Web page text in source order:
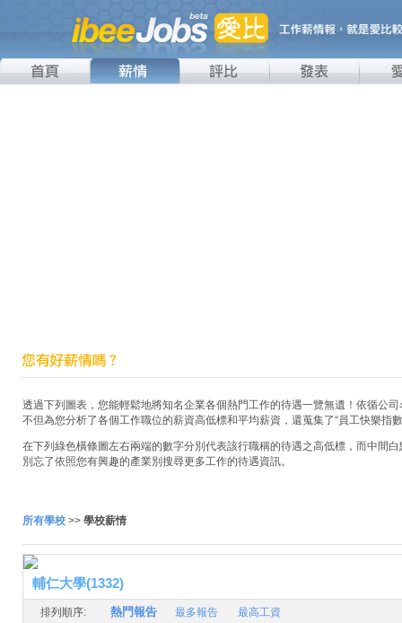
透過下列圖表，您能輕鬆地將知名企業各個熱門工作的待遇一覽無遺！依循公
不但為您分析了各個工作職位的薪資高低標和平均薪資，還蒐集了“員工快樂指
在下列綠色橫條圖左右兩端的數字分別代表該行職稱的待遇之高低標，而中間
別忘了依照您有興趣的產業別搜尋更多工作的待遇資訊。
所有學校 >> 學校薪情
輔仁大學(1332)
排列順序: 熱門報告 最多報告 最高工資